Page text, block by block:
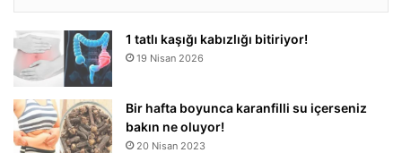
1 tatlı kaşığı kabızlığı bitiriyor!
19 Nisan 2026
Bir hafta boyunca karanfilli su içerseniz
bakın ne oluyor!
20 Nisan 2023